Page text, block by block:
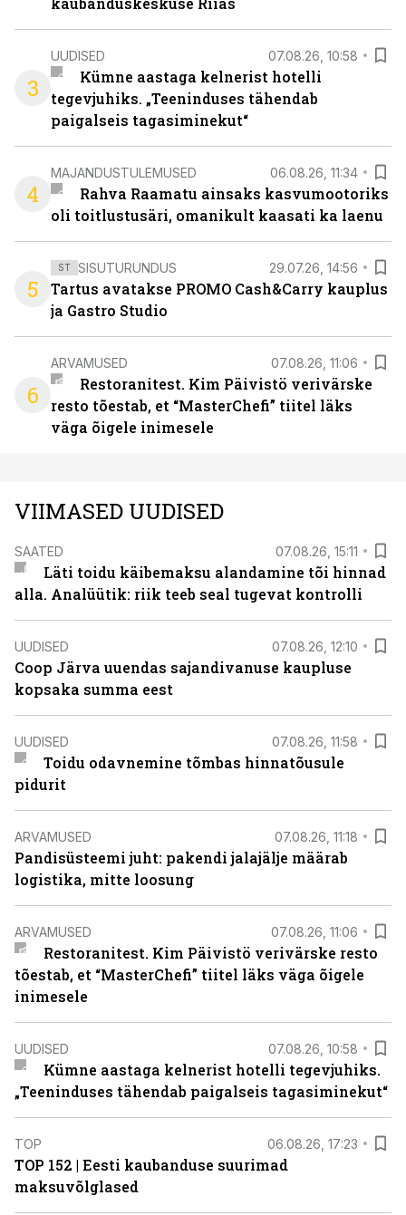
3
UUDISED 07.08.26, 10:58
Kümne aastaga kelnerist hotelli
tegevjuhiks. „Teeninduses tähendab
paigalseis tagasiminekut“
4
MAJANDUSTULEMUSED 06.08.26, 11:34
Rahva Raamatu ainsaks kasvumootoriks
oli toitlustusäri, omanikult kaasati ka laenu
5
ST SISUTURUNDUS 29.07.26, 14:56
Tartus avatakse PROMO Cash&Carry kauplus
ja Gastro Studio
6
ARVAMUSED 07.08.26, 11:06
Restoranitest. Kim Päivistö verivärske
resto tõestab, et “MasterChefi” tiitel läks
väga õigele inimesele
VIIMASED UUDISED
SAATED 07.08.26, 15:11
Läti toidu käibemaksu alandamine tõi hinnad
alla. Analüütik: riik teeb seal tugevat kontrolli
UUDISED 07.08.26, 12:10
Coop Järva uuendas sajandivanuse kaupluse
kopsaka summa eest
UUDISED 07.08.26, 11:58
Toidu odavnemine tõmbas hinnatõusule
pidurit
ARVAMUSED 07.08.26, 11:18
Pandisüsteemi juht: pakendi jalajälje määrab
logistika, mitte loosung
ARVAMUSED 07.08.26, 11:06
Restoranitest. Kim Päivistö verivärske resto
tõestab, et “MasterChefi” tiitel läks väga õigele
inimesele
UUDISED 07.08.26, 10:58
Kümne aastaga kelnerist hotelli tegevjuhiks.
„Teeninduses tähendab paigalseis tagasiminekut“
TOP 06.08.26, 17:23
TOP 152 | Eesti kaubanduse suurimad
maksuvõlglased